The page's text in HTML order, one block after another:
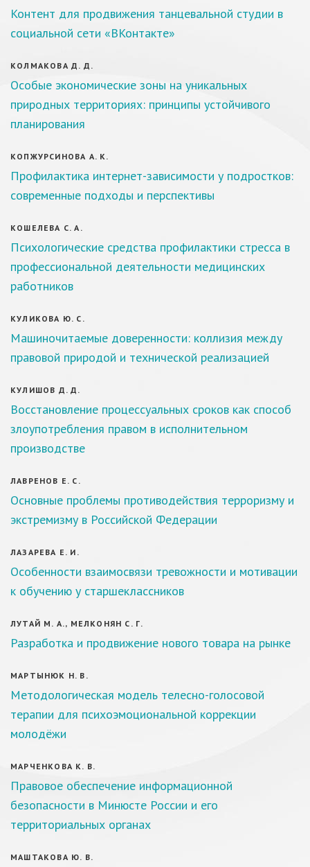
Контент для продвижения танцевальной студии в
социальной сети «ВКонтакте»
КОЛМАКОВА Д. Д.
Особые экономические зоны на уникальных
природных территориях: принципы устойчивого
планирования
КОПЖУРСИНОВА А. К.
Профилактика интернет-зависимости у подростков:
современные подходы и перспективы
КОШЕЛЕВА С. А.
Психологические средства профилактики стресса в
профессиональной деятельности медицинских
работников
КУЛИКОВА Ю. С.
Машиночитаемые доверенности: коллизия между
правовой природой и технической реализацией
КУЛИШОВ Д. Д.
Восстановление процессуальных сроков как способ
злоупотребления правом в исполнительном
производстве
ЛАВРЕНОВ Е. С.
Основные проблемы противодействия терроризму и
экстремизму в Российской Федерации
ЛАЗАРЕВА Е. И.
Особенности взаимосвязи тревожности и мотивации
к обучению у старшеклассников
ЛУТАЙ М. А., МЕЛКОНЯН С. Г.
Разработка и продвижение нового товара на рынке
МАРТЫНЮК Н. В.
Методологическая модель телесно-голосовой
терапии для психоэмоциональной коррекции
молодёжи
МАРЧЕНКОВА К. В.
Правовое обеспечение информационной
безопасности в Минюсте России и его
территориальных органах
МАШТАКОВА Ю. В.